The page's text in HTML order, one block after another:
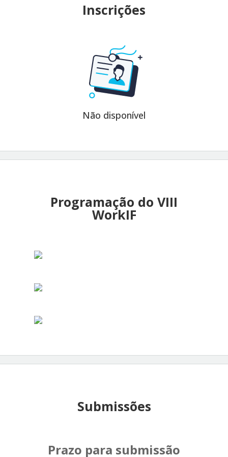
Inscrições
Não disponível
Programação do VIII
WorkIF
Submissões
Prazo para submissão